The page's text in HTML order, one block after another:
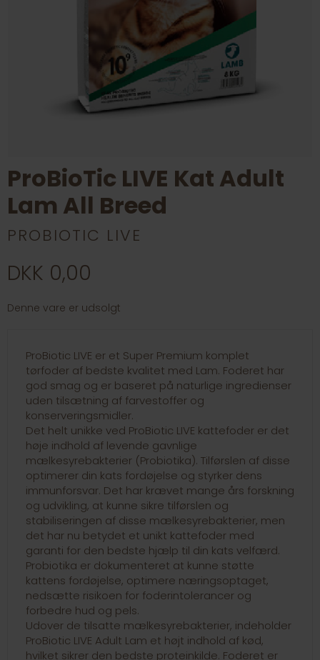
ProBioTic LIVE Kat Adult
Lam All Breed
PROBIOTIC LIVE
DKK 0,00
Denne vare er udsolgt
ProBiotic LIVE er et Super Premium komplet
tørfoder af bedste kvalitet med Lam. Foderet har
god smag og er baseret på naturlige ingredienser
uden tilsætning af farvestoffer og
konserveringsmidler.
Det helt unikke ved ProBiotic LIVE kattefoder er det
høje indhold af levende gavnlige
mælkesyrebakterier (Probiotika). Tilførslen af disse
optimerer din kats fordøjelse og styrker dens
immunforsvar. Det har krævet mange års forskning
og udvikling, at kunne sikre tilførslen og
stabiliseringen af disse mælkesyrebakterier, men
det har nu betydet et unikt kattefoder med
garanti for den bedste hjælp til din kats velfærd.
Probiotika er dokumenteret at kunne støtte
kattens fordøjelse, optimere næringsoptaget,
nedsætte risikoen for foderintolerancer og
forbedre hud og pels.
Udover de tilsatte mælkesyrebakterier, indeholder
ProBiotic LIVE Adult Lam et højt indhold af kød,
hvilket sikrer den bedste proteinkilde. Foderet er